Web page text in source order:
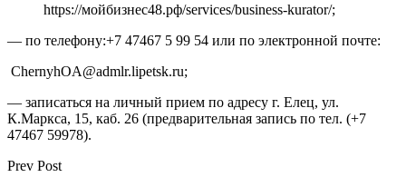
https://мойбизнес48.рф/services/business-kurator/;
— по телефону:+7 47467 5 99 54 или по электронной почте:
СhernyhOA@admlr.lipetsk.ru;
— записаться на личный прием по адресу г. Елец, ул.
К.Маркса, 15, каб. 26 (предварительная запись по тел. (+7
47467 59978).
Prev Post